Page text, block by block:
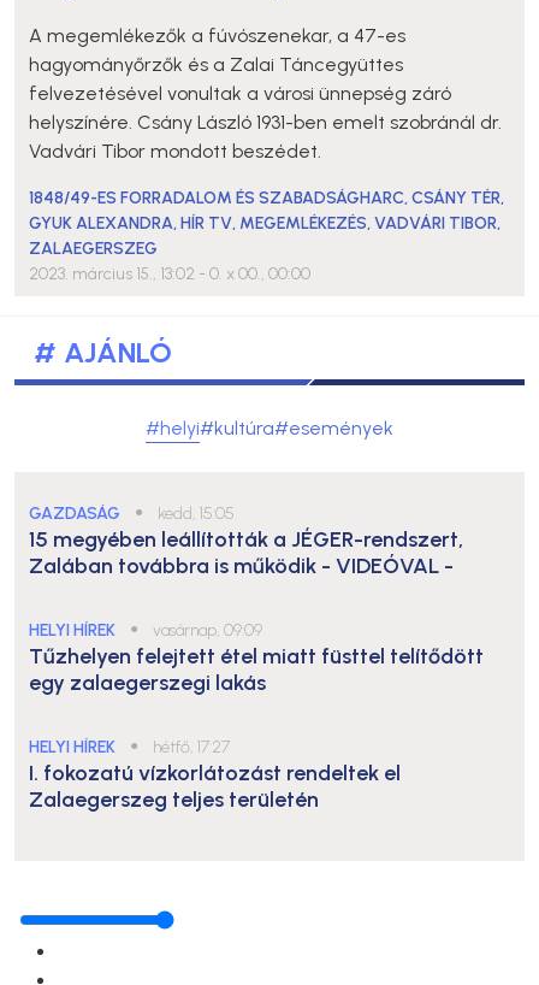
A megemlékezők a fúvószenekar, a 47-es
hagyományőrzők és a Zalai Táncegyüttes
felvezetésével vonultak a városi ünnepség záró
helyszínére. Csány László 1931-ben emelt szobránál dr.
Vadvári Tibor mondott beszédet.
1848/49-ES FORRADALOM ÉS SZABADSÁGHARC,CSÁNY TÉR,
GYUK ALEXANDRA,HÍR TV, MEGEMLÉKEZÉS,VADVÁRI TIBOR,
ZALAEGERSZEG
2023. március 15., 13:02 - 0. x 00., 00:00
# AJÁNLÓ
#helyi#kultúra#események
GAZDASÁG ● kedd, 15:05
15 megyében leállították a JÉGER-rendszert,
Zalában továbbra is működik - VIDEÓVAL -
HELYI HÍREK ● vasárnap, 09:09
Tűzhelyen felejtett étel miatt füsttel telítődött
egy zalaegerszegi lakás
HELYI HÍREK ● hétfő, 17:27
I. fokozatú vízkorlátozást rendeltek el
Zalaegerszeg teljes területén